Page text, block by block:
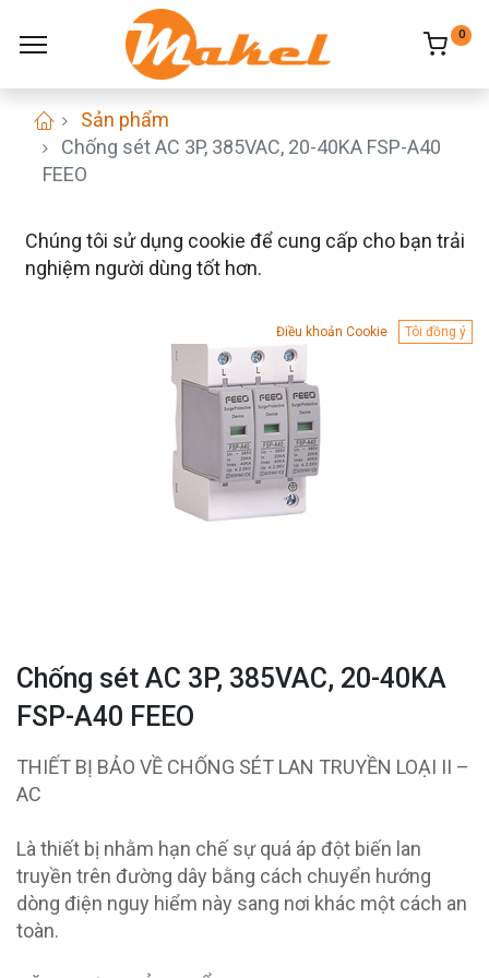
0
Sản phẩm
Chống sét AC 3P, 385VAC, 20-40KA FSP-A40
FEEO
Chống sét AC 3P, 385VAC, 20-40KA
FSP-A40 FEEO
THIẾT BỊ BẢO VỀ CHỐNG SÉT LAN TRUYỀN LOẠI II –
AC
Là thiết bị nhằm hạn chế sự quá áp đột biến lan
truyền trên đường dây bằng cách chuyển hướng
dòng điện nguy hiểm này sang nơi khác một cách an
toàn.
Chúng tôi sử dụng cookie để cung cấp cho bạn trải
nghiệm người dùng tốt hơn.
Điều khoản Cookie Tôi đồng ý